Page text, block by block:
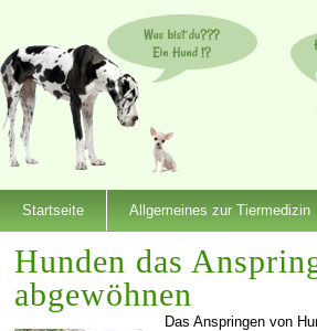
Startseite Allgemeines zur Tiermedizin
Hunden das
abgewöhnen
Das Anspringen von